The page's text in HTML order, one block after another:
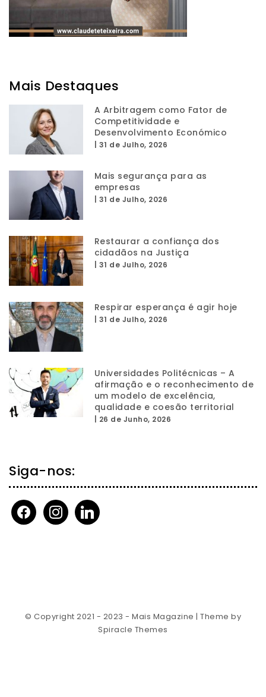
Mais Destaques
A Arbitragem como Fator de
Competitividade e
Desenvolvimento Económico
31 de Julho, 2026
Mais segurança para as
empresas
31 de Julho, 2026
Restaurar a confiança dos
cidadãos na Justiça
31 de Julho, 2026
Respirar esperança é agir hoje
31 de Julho, 2026
Universidades Politécnicas – A
afirmação e o reconhecimento de
um modelo de excelência,
qualidade e coesão territorial
26 de Junho, 2026
Siga-nos:
facebookinstagramlinkedin
© Copyright 2021 - 2023 - Mais Magazine | Theme by
Spiracle Themes